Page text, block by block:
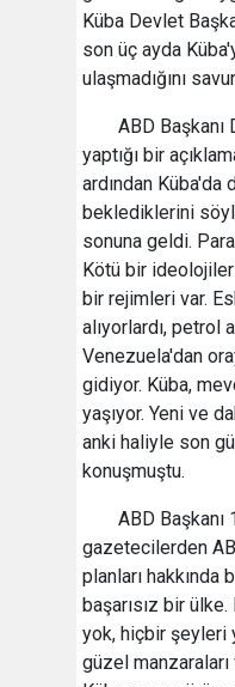
Küba Devlet
son üç ayda
ulaşmadığını
ABD Başkanı
yaptığı bir
ardından
beklediklerini
sonuna geldi.
Kötü bir
bir rejimleri var.
alıyorlardı, petrol
Venezuela'dan
gidiyor. Küba,
yaşıyor. Yeni ve
anki haliyle son
konuşmuştu.
ABD
gazetecilerden
planları hakkında
başarısız bir
yok, hiçbir şeyleri
güzel